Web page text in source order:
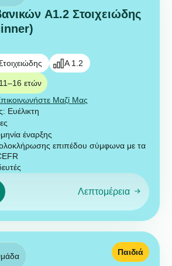
A1.2 Στοιχειώδης
A 1.2
ετών
Μαζί Μας
Ευέλικτη
έναρξης
ολοκλήρωσης επιπέδου σύμφωνα με τα
Λεπτομέρεια
Παιδιά